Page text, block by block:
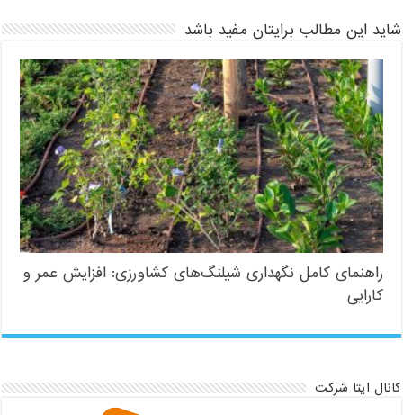
شاید این مطالب برایتان مفید باشد
راهنمای کامل نگهداری شیلنگ‌های کشاورزی: افزایش عمر و
کارایی
کانال ایتا شرکت